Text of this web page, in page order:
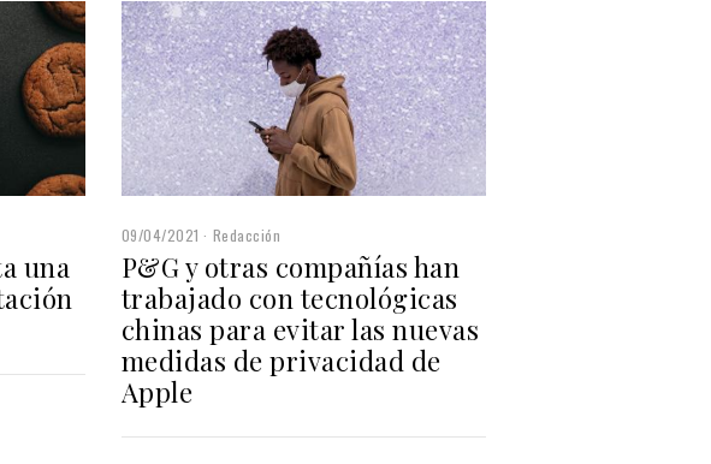
una
09/04/2021 Redacción
P&G y otras compañías han
trabajado con tecnológicas
chinas para evitar las nuevas
medidas de privacidad de
Apple